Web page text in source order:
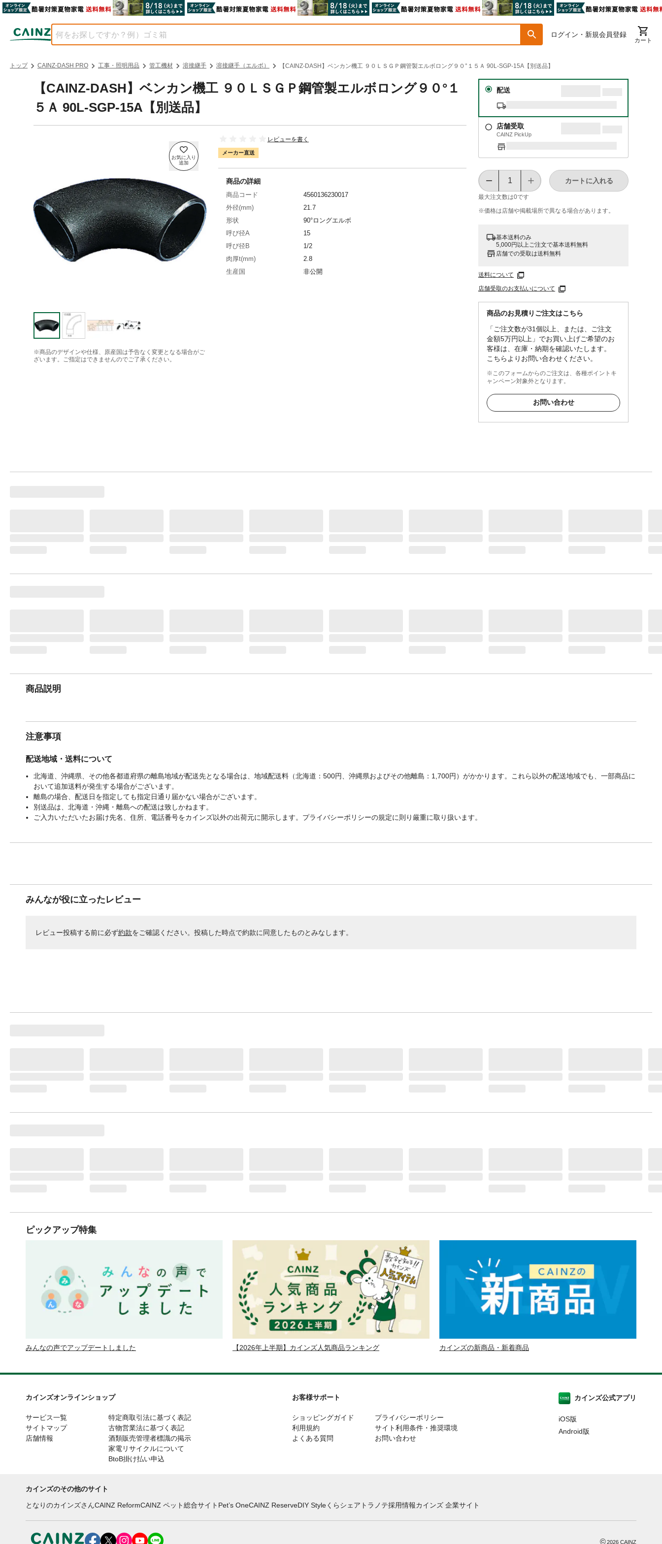
ログイン・新規会員登録
カート
トップ CAINZ-DASH PRO 工事・照明用品 管工機材 溶接継手 溶接継手（エルボ） 【CAINZ-DASH】ベンカン機工 ９０ＬＳＧＰ鋼管製エルボロング９０°１５Ａ 90L-SGP-15A【別送品】
【CAINZ-DASH】ベンカン機工 ９０ＬＳＧＰ鋼管製エルボロング９０°１
５Ａ 90L-SGP-15A【別送品】
※商品のデザインや仕様、原産国は予告なく変更となる場合がご
ざいます。ご指定はできませんのでご了承ください。
レビューを書く
メーカー直送
配送
店舗受取
CAINZ PickUp
最大注文数は0です
カートに入れる
※価格は​店舗や​掲載場所で​異なる​場合が​あります。
基本送料のみ
5,000円以上ご注文で基本送料無料
店舗での受取は送料無料
送料について
店舗受取のお支払いについて
商品のお見積りご注文はこちら
「ご注文数が31個以上、または、ご注文
金額5万円以上」でお買い上げご希望のお
客様は、在庫・納期を確認いたします。
こちらよりお問い合わせください。
※このフォームからのご注文は、各種ポイントキ
ャンペーン対象外となります。
お問い合わせ
商品の詳細
商品コード
4560136230017
外径(mm)
21.7
形状
90°ロングエルボ
呼び径A
15
呼び径B
1/2
肉厚t(mm)
2.8
生産国
非公開
商品説明
注意事項
配送地域・送料について
北海道、沖縄県、その他各都道府県の離島地域が配送先となる場合は、地域配送料（北海道：500円、沖縄県およびその他離島：1,700円）がかかります。これら以外の配送地域でも、一部商品に
おいて追加送料が発生する場合がございます。
離島の場合、配送日を指定しても指定日通り届かない場合がございます。
別送品は、北海道・沖縄・離島への配送は致しかねます。
ご入力いただいたお届け先名、住所、電話番号をカインズ以外の出荷元に開示します。プライバシーポリシーの規定に則り厳重に取り扱います。
みんなが役に立ったレビュー
レビュー投稿する前に必ず約款をご確認ください。投稿した時点で約款に同意したものとみなします。
ピックアップ特集
みんなの声でアップデートしました 【2026年上半期】カインズ人気商品ランキング カインズの新商品・新着商品
カインズオンラインショップ
サービス一覧
サイトマップ
店舗情報
特定商取引法に基づく表記
古物営業法に基づく表記
酒類販売管理者標識の掲示
家電リサイクルについて
BtoB掛け払い申込
お客様サポート
ショッピングガイド
利用規約
よくある質問
プライバシーポリシー
サイト利用条件・推奨環境
お問い合わせ
カインズ公式アプリ
iOS版
Android版
カインズのその他のサイト
となりのカインズさんCAINZ ReformCAINZ ペット総合サイト Pet’s OneCAINZ ReserveDIY Styleくらシェア トラノテ採用情報カインズ 企業サイト
©2026 CAINZ